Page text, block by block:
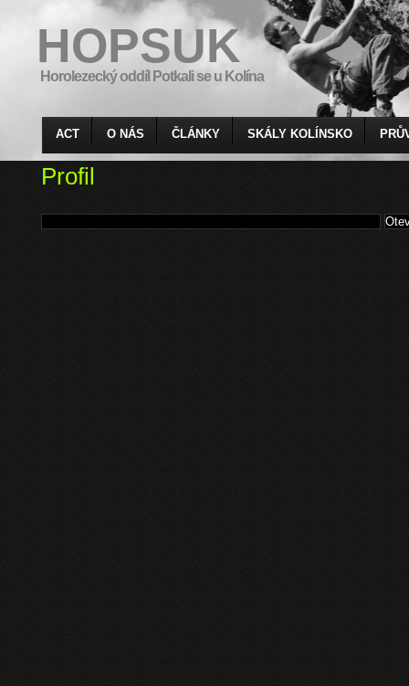
HOPSUK
Horolezecký oddíl Potkali se u Kolína
ACT O NÁS ČLÁNKY SKÁLY KOLÍNSKO
Profil